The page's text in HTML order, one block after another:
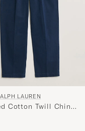
LAUREN
Cotton Twill Chinos